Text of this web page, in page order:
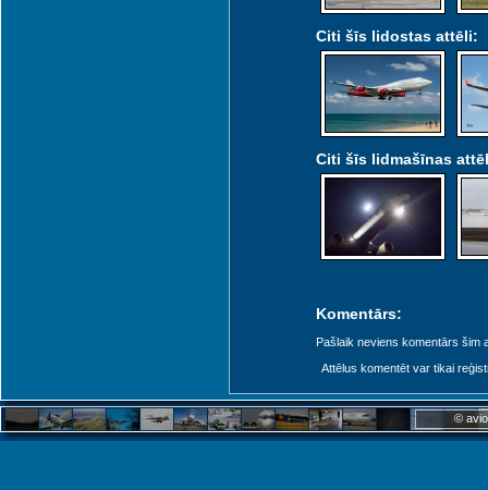
Citi šīs lidostas attēli:
Citi šīs lidmašīnas
Komentārs:
Pašlaik neviens komentārs šim
Attēlus komentēt var tikai
©